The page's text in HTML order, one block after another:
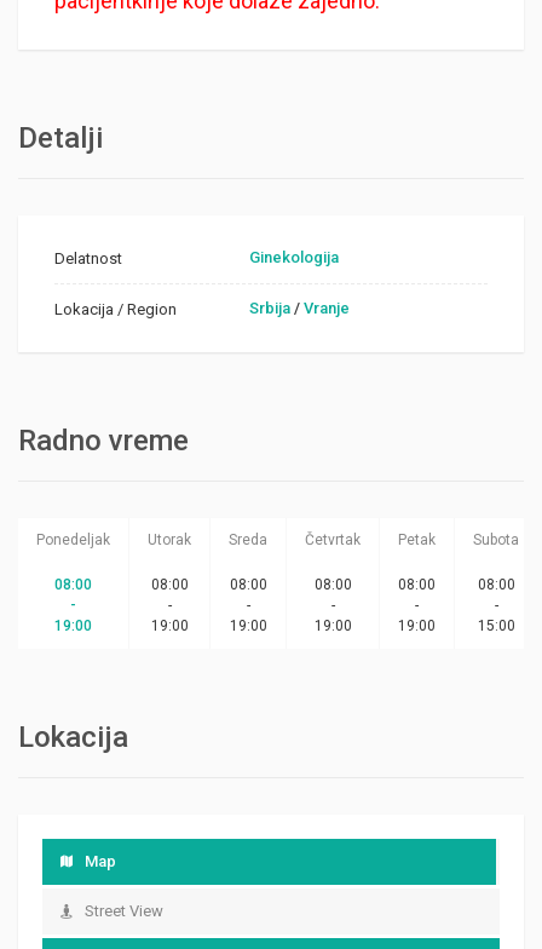
Detalji
Delatnost Ginekologija
Lokacija / Region Srbija /Vranje
Radno vreme
Ponedeljak Utorak Sreda Četvrtak Petak Subota
08:00
-
19:00
08:00
-
19:00
08:00
-
19:00
08:00
-
19:00
08:00
-
19:00
08:00
-
15:00
Lokacija
Map
Street View